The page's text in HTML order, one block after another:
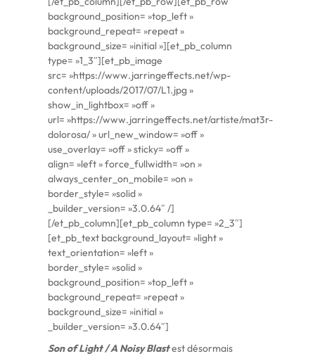
background_position= »top_left »
background_repeat= »repeat »
background_size= »initial »][et_pb_column
type= »1_3″][et_pb_image
src= »https://www.jarringeffects.net/wp-
content/uploads/2017/07/L1.jpg »
show_in_lightbox= »off »
url= »https://www.jarringeffects.net/artiste/mat3r-
dolorosa/ » url_new_window= »off »
use_overlay= »off » sticky= »off »
align= »left » force_fullwidth= »on »
always_center_on_mobile= »on »
border_style= »solid »
_builder_version= »3.0.64″ /]
[/et_pb_column][et_pb_column type= »2_3″]
[et_pb_text background_layout= »light »
text_orientation= »left »
border_style= »solid »
background_position= »top_left »
background_repeat= »repeat »
background_size= »initial »
_builder_version= »3.0.64″]
Son of Light / A Noisy Blastest désormais